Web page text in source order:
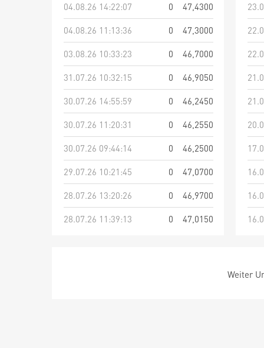
04.08.26 14:22:07
0
47,4300
04.08.26 11:13:36
0
47,3000
03.08.26 10:33:23
0
46,7000
31.07.26 10:32:15
0
46,9050
30.07.26 14:55:59
0
46,2450
30.07.26 11:20:31
0
46,2550
30.07.26 09:44:14
0
46,2500
29.07.26 10:21:45
0
47,0700
28.07.26 13:20:26
0
46,9700
28.07.26 11:39:13
0 47,0150
Weiter